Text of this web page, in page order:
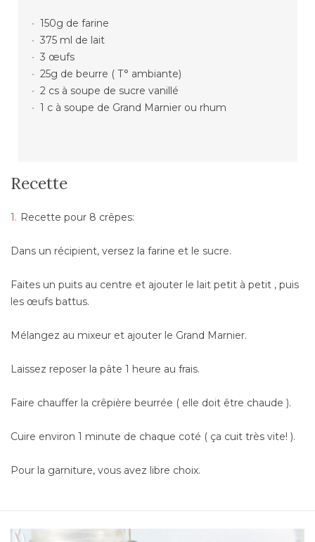
150g de farine
375 ml de lait
3 œufs
25g de beurre ( T° ambiante)
2 cs à soupe de sucre vanillé
1 c à soupe de Grand Marnier ou rhum
Recette
Recette pour 8 crêpes:
Dans un récipient, versez la farine et le sucre.
Faites un puits au centre et ajouter le lait petit à petit , puis
les œufs battus.
Mélangez au mixeur et ajouter le Grand Marnier.
Laissez reposer la pâte 1 heure au frais.
Faire chauffer la crêpière beurrée ( elle doit être chaude ).
Cuire environ 1 minute de chaque coté ( ça cuit très vite! ).
Pour la garniture, vous avez libre choix.